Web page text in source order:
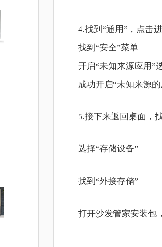
4.找到“通用”，点击
找到“安全”菜单
开启“未知来源应用”
成功开启“未知来源
5.接下来返回桌面，
选择“存储设备”
找到“外接存储”
打开沙发管家安装包